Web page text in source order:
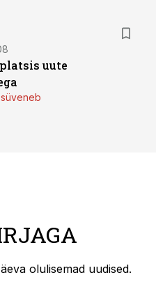
uute
olulisemad uudised.